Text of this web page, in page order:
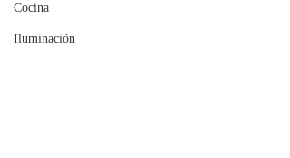
Cocina
Iluminación